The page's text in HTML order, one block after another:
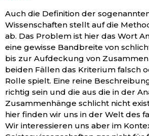
Auch die Definition der
Wissenschaften stellt auf die
ab. Das Problem ist hier das Wort
eine gewisse Bandbreite von
bis zur Aufdeckung von
beiden Fällen das Kriterium falsch
Rolle spielt. Eine reine
richtig sein und die aus die in der
Zusammenhänge schlicht nicht
hier finden wir uns in der Welt des
Wir interessieren uns aber im